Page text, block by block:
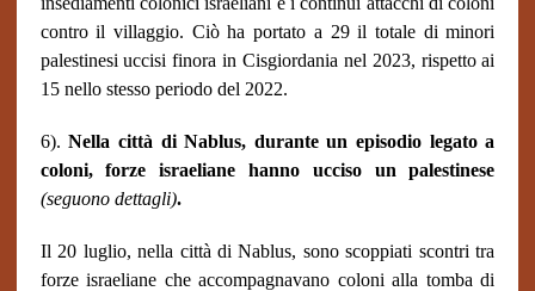
contro il villaggio. Ciò ha portato a 29 il totale di minori
palestinesi uccisi finora in Cisgiordania nel 2023, rispetto ai
15 nello stesso periodo del 2022.
6).Nella città di Nablus, durante un episodio legato a
coloni, forze israeliane hanno ucciso un palestinese
(seguono dettagli).
Il 20 luglio, nella città di Nablus, sono scoppiati scontri tra
forze israeliane che accompagnavano coloni alla tomba di